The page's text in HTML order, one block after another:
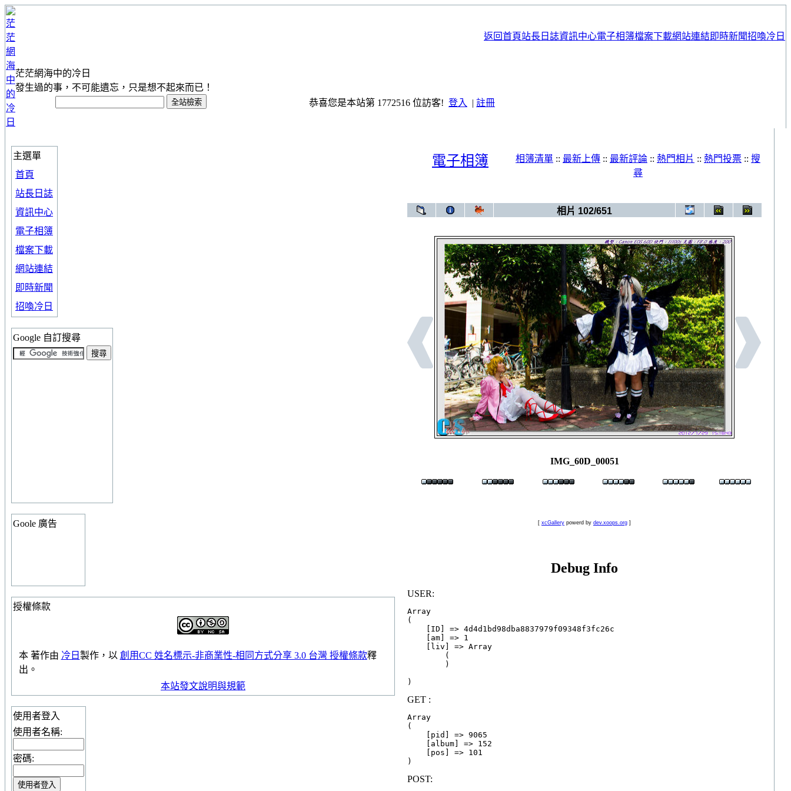
返回首頁站長日誌資訊中心電子相簿檔案下載網站連結即時新聞招喚冷日
茫茫網海中的冷日
發生過的事，不可能遺忘，只是想不起來而已！
恭喜您是本站第 1772516 位訪客! 登入 | 註冊
主選單
首頁
站長日誌
資訊中心
電子相簿
檔案下載
網站連結
即時新聞
招喚冷日
Google 自訂搜尋
Goole 廣告
授權條款
本 著作由 冷日 製作，以 創用CC 姓名標示-非商業性-相同方式分享 3.0 台灣 授權條款釋
出。
本站發文說明與規範
使用者登入
使用者名稱:
密碼:
電子相簿 相簿清單 :: 最新上傳 :: 最新評論 :: 熱門相片 :: 熱門投票 :: 搜
尋
相片 102/651
IMG_60D_00051
[ xcGallery powerd by dev.xoops.org ]
Debug Info
USER:
Array
(
    [ID] => 4d4d1bd98dba8837979f09348f3fc26c
    [am] => 1
    [liv] => Array
        (
        )
GET :
Array
(
    [pid] => 9065
    [album] => 152
    [pos] => 101
POST: